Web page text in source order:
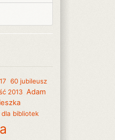
60 jubileusz
2013 Adam
dla bibliotek